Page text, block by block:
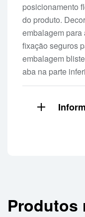
posicionamento
do produto.
embalagem
fixação seguros
embalagem
aba na parte
Produtos